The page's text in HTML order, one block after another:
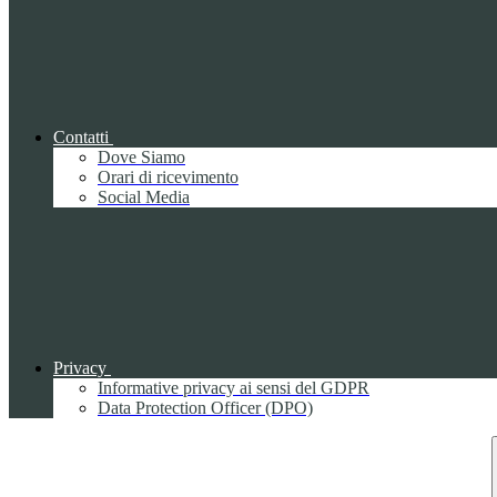
Contatti
Dove Siamo
Orari di ricevimento
Social Media
Privacy
Informative privacy ai sensi del GDPR
Data Protection Officer (DPO)